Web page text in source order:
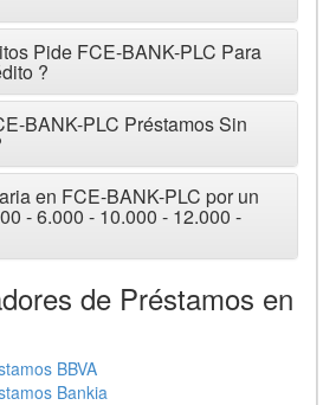
Pide FCE-BANK-PLC Para
?
BANK-PLC Préstamos Sin
en FCE-BANK-PLC por un
- 6.000 - 10.000 - 12.000 -
de Préstamos en
BBVA
Bankia